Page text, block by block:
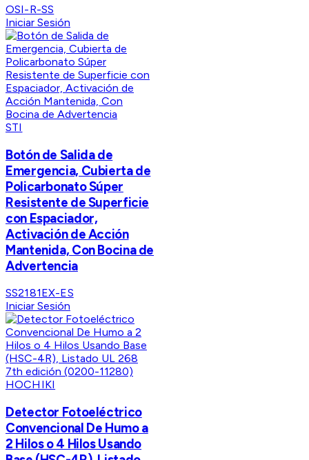
OSI-R-SS
Iniciar Sesión
STI
Botón de Salida de
Emergencia, Cubierta de
Policarbonato Súper
Resistente de Superficie
con Espaciador,
Activación de Acción
Mantenida, Con Bocina de
Advertencia
SS2181EX-ES
Iniciar Sesión
HOCHIKI
Detector Fotoeléctrico
Convencional De Humo a
2 Hilos o 4 Hilos Usando